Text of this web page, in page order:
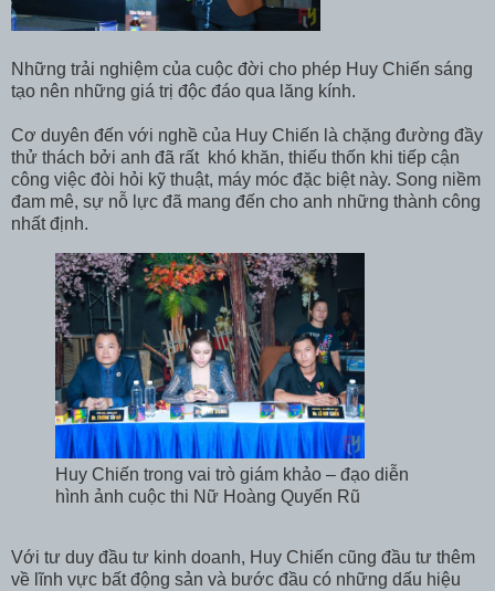
Những trải nghiệm của cuộc đời cho phép Huy Chiến sáng
tạo nên những giá trị độc đáo qua lăng kính.
Cơ duyên đến với nghề của Huy Chiến là chặng đường đầy
thử thách bởi anh đã rất khó khăn, thiếu thốn khi tiếp cận
công việc đòi hỏi kỹ thuật, máy móc đặc biệt này. Song niềm
đam mê, sự nỗ lực đã mang đến cho anh những thành công
nhất định.
Huy Chiến trong vai trò giám khảo – đạo diễn
hình ảnh cuộc thi Nữ Hoàng Quyến Rũ
Với tư duy đầu tư kinh doanh, Huy Chiến cũng đầu tư thêm
về lĩnh vực bất động sản và bước đầu có những dấu hiệu